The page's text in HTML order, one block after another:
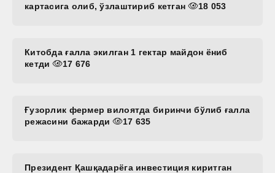
картасига олиб, ўзлаштириб кетган
18 053
Китобда ғалла экилган 1 гектар майдон ёниб
кетди
17 676
Ғузорлик фермер вилоятда биринчи бўлиб ғалла
режасини бажарди
17 635
Президент Қашқадарёга инвестиция киритган